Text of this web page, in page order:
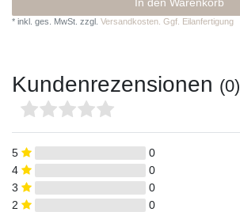
* inkl. ges. MwSt. zzgl. Versandkosten. Ggf. Eilanfertigung
Kundenrezensionen (0)
5
0
4
0
3
0
2
0